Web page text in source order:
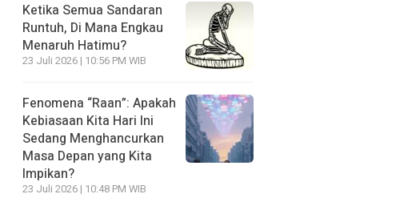
Ketika Semua Sandaran
Runtuh, Di Mana Engkau
Menaruh Hatimu?
23 Juli 2026 | 10:56 PM WIB
Fenomena “Raan”: Apakah
Kebiasaan Kita Hari Ini
Sedang Menghancurkan
Masa Depan yang Kita
Impikan?
23 Juli 2026 | 10:48 PM WIB